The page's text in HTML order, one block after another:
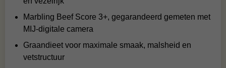
Marbling Beef Score 3+, gegarandeerd gemeten met
MIJ-digitale camera
Graandieet voor maximale smaak, malsheid en
vetstructuur